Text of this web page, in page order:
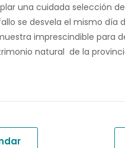
una cuidada selección
se desvela el mismo día
imprescindible para
natural de la